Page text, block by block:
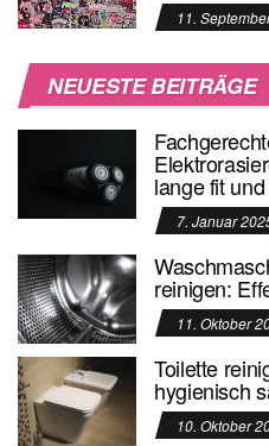
11.
NEUESTE BEITRÄGE
lange fit
7. Januar
reinigen:
11. Oktober
Toilette
hygienisch
10. Oktober